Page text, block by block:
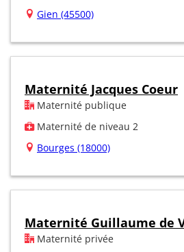
Gien (45500)
Maternité Jacques Coeur
Maternité publique
Maternité de niveau 2
Bourges (18000)
Maternité Guillaume de
Maternité privée